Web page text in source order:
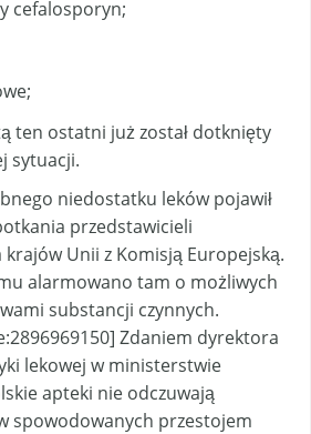
cefalosporyn;
ten ostatni już został dotknięty
sytuacji.
niedostatku leków pojawił
przedstawicieli
Unii z Komisją Europejską.
alarmowano tam o możliwych
substancji czynnych.
Zdaniem dyrektora
lekowej w ministerstwie
apteki nie odczuwają
spowodowanych przestojem